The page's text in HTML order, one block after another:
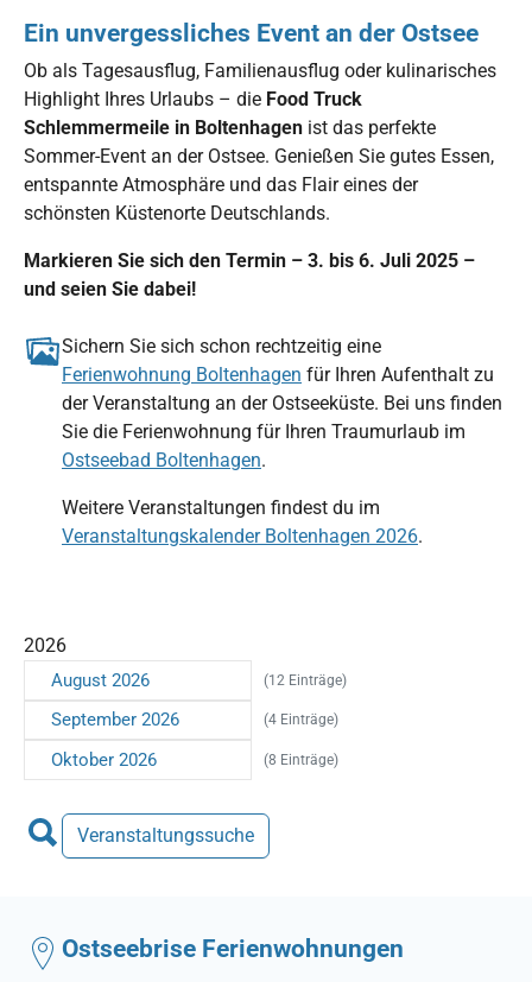
Ein unvergessliches Event an der Ostsee
Ob als Tagesausflug, Familienausflug oder kulinarisches
Highlight Ihres Urlaubs – die Food Truck
Schlemmermeile in Boltenhagen ist das perfekte
Sommer-Event an der Ostsee. Genießen Sie gutes Essen,
entspannte Atmosphäre und das Flair eines der
schönsten Küstenorte Deutschlands.
Markieren Sie sich den Termin – 3. bis 6. Juli 2025 –
und seien Sie dabei!
Sichern Sie sich schon rechtzeitig eine
Ferienwohnung Boltenhagen für Ihren Aufenthalt zu
der Veranstaltung an der Ostseeküste. Bei uns finden
Sie die Ferienwohnung für Ihren Traumurlaub im
Ostseebad Boltenhagen.
Weitere Veranstaltungen findest du im
Veranstaltungskalender Boltenhagen 2026.
2026
August 2026 (12 Einträge)
September 2026 (4 Einträge)
Oktober 2026 (8 Einträge)
Veranstaltungssuche
Ostseebrise Ferienwohnungen